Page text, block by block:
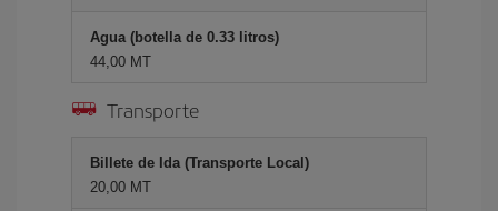
Agua (botella de 0.33 litros)
44,00 MT
Transporte
Billete de Ida (Transporte Local)
20,00 MT